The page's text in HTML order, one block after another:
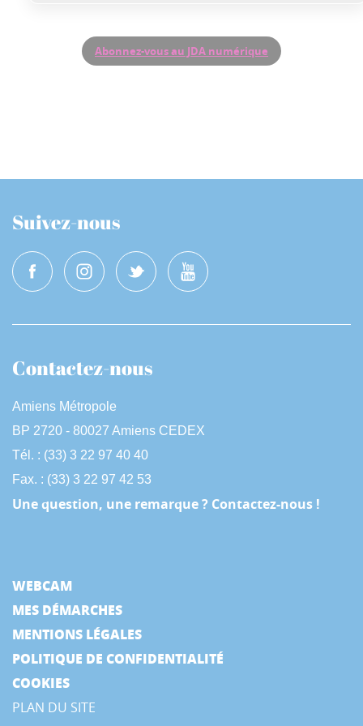
Abonnez-vous au JDA numérique
Suivez-nous
Contactez-nous
Amiens Métropole
BP 2720 - 80027 Amiens CEDEX
Tél. : (33) 3 22 97 40 40
Fax. : (33) 3 22 97 42 53
Une question, une remarque ? Contactez-nous !
WEBCAM
MES DÉMARCHES
MENTIONS LÉGALES
POLITIQUE DE CONFIDENTIALITÉ
COOKIES
PLAN DU SITE